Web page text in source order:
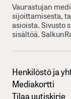
Vaurastujan
sijoittamisesta,
asioista. Sivusto
sisältöä.
Henkilöstö ja
Mediakortti
Tilaa uutiskirje